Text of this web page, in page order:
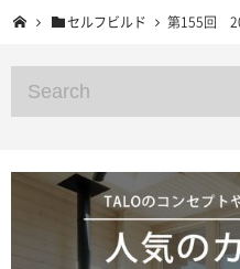
セルフビルド 第155回 2013年7月13